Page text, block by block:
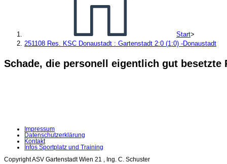
Start>
251108 Res. KSC Donaustadt : Gartenstadt 2:0 (1:0) -Donaustadt
Schade, die personell eigentlich gut
Impressum
Datenschutzerklärung
Kontakt
Infos Sportplatz und Training
Copyright ASV Gartenstadt Wien 21 , Ing. C. Schuster